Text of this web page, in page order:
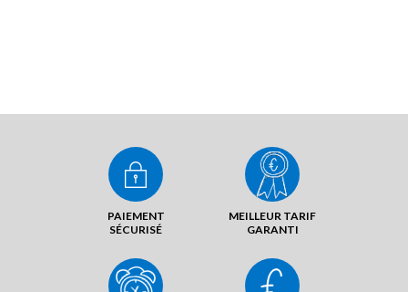
PAIEMENT
SÉCURISÉ
MEILLEUR TARIF
GARANTI